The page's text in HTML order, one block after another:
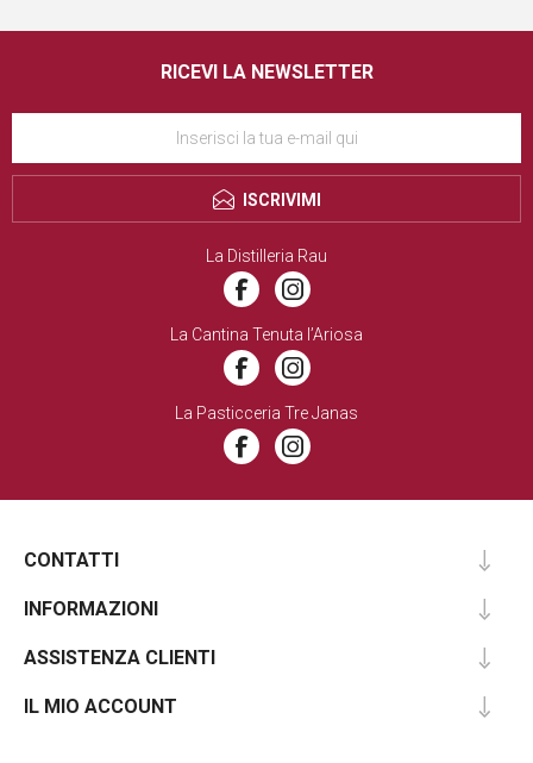
RICEVI LA NEWSLETTER
ISCRIVIMI
La Distilleria Rau
La Cantina Tenuta l’Ariosa
La Pasticceria Tre Janas
CONTATTI
INFORMAZIONI
ASSISTENZA CLIENTI
IL MIO ACCOUNT